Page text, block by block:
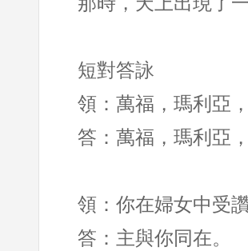
短對答詠
領：萬福，瑪利亞
答：萬福，瑪利亞
領：你在婦女中受
答：主與你同在。